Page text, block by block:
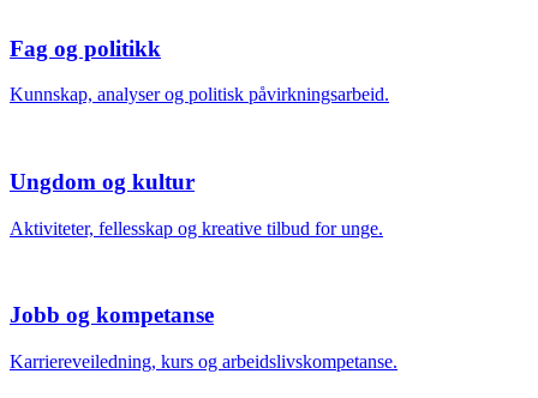
Fag og politikk
Kunnskap, analyser og politisk påvirkningsarbeid.
Ungdom og kultur
Aktiviteter, fellesskap og kreative tilbud for unge.
Jobb og kompetanse
Karriereveiledning, kurs og arbeidslivskompetanse.